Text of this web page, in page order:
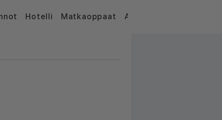
Hotelli Matkaoppaat Artikkelit